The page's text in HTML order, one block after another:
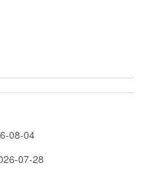
08-04
07-28